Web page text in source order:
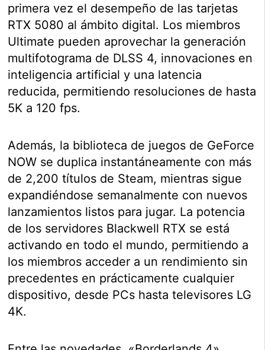
primera vez el desempeño de las tarjetas
RTX 5080 al ámbito digital. Los miembros
Ultimate pueden aprovechar la generación
multifotograma de DLSS 4, innovaciones en
inteligencia artificial y una latencia
reducida, permitiendo resoluciones de hasta
5K a 120 fps.
Además, la biblioteca de juegos de GeForce
NOW se duplica instantáneamente con más
de 2,200 títulos de Steam, mientras sigue
expandiéndose semanalmente con nuevos
lanzamientos listos para jugar. La potencia
de los servidores Blackwell RTX se está
activando en todo el mundo, permitiendo a
los miembros acceder a un rendimiento sin
precedentes en prácticamente cualquier
dispositivo, desde PCs hasta televisores LG
4K.